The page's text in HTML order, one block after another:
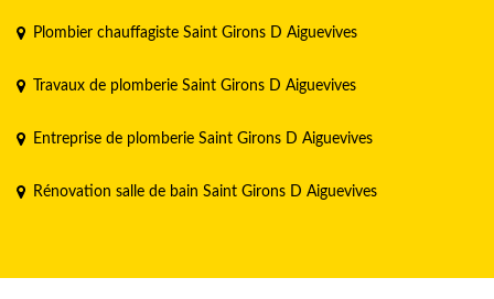
Plombier chauffagiste Saint Girons D Aiguevives
Travaux de plomberie Saint Girons D Aiguevives
Entreprise de plomberie Saint Girons D Aiguevives
Rénovation salle de bain Saint Girons D Aiguevives